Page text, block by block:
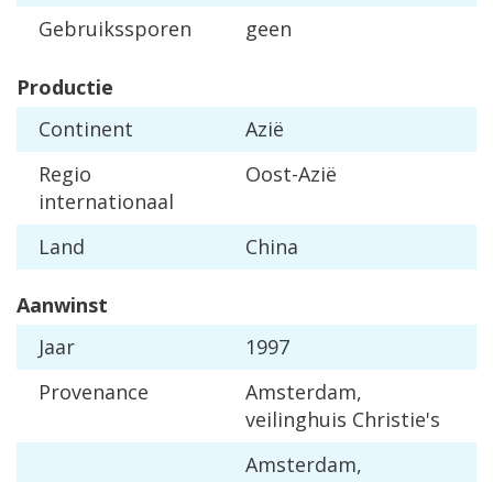
Gebruikssporen
geen
Productie
Continent
Azië
Regio
internationaal
Oost-Azië
Land China
Aanwinst
Jaar
1997
Provenance
Amsterdam,
veilinghuis Christie's
Amsterdam,